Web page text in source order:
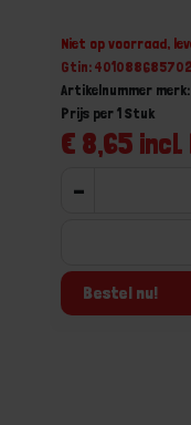
Niet op voorraad,
Gtin:
Artikelnummer merk:
€ 8,65 incl.
Prijs per 1 Stuk
-
Bestel nu!